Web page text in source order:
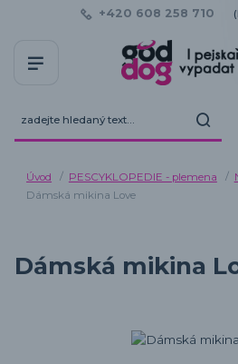
+420 608 258 710
Úvod PESCYKLOPEDIE - plemena
Dámská mikina Love
Dámská mikina